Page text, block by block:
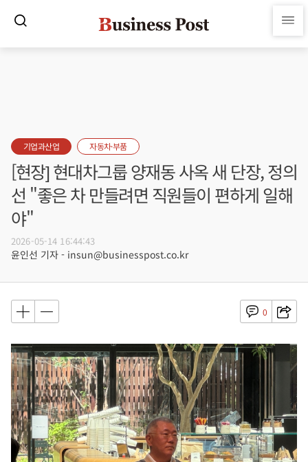
기업과산업 자동차·부품
[현장] 현대차그룹 양재동 사옥 새 단장, 정의
선 "좋은 차 만들려면 직원들이 편하게 일해
야"
2026-05-14 16:44:43
윤인선 기자 - insun@businesspost.co.kr
0